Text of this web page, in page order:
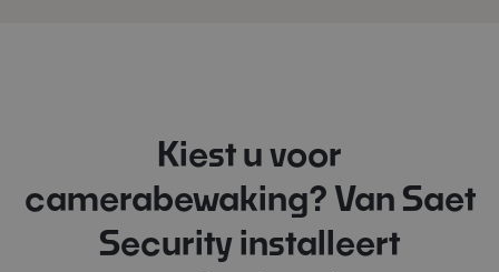
Kiest u voor
camerabewaking? Van Saet
Security installeert